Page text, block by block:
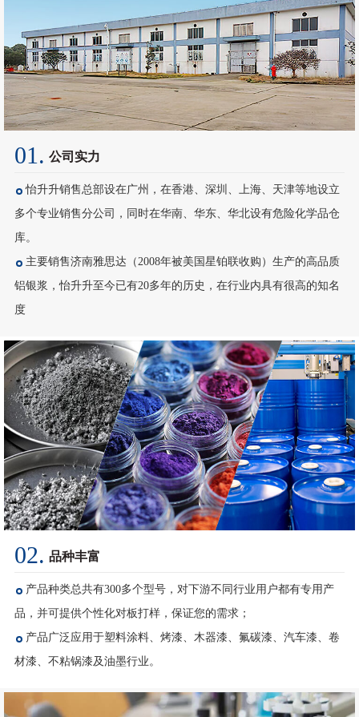
01. 公司实力
怡升升销售总部设在广州，在香港、深圳、上海、天津等地设立
多个专业销售分公司，同时在华南、华东、华北设有危险化学品仓
库。
主要销售济南雅思达（2008年被美国星铂联收购）生产的高品质
铝银浆，怡升升至今已有20多年的历史，在行业内具有很高的知名
度
02. 品种丰富
产品种类总共有300多个型号，对下游不同行业用户都有专用产
品，并可提供个性化对板打样，保证您的需求；
产品广泛应用于塑料涂料、烤漆、木器漆、氟碳漆、汽车漆、卷
材漆、不粘锅漆及油墨行业。